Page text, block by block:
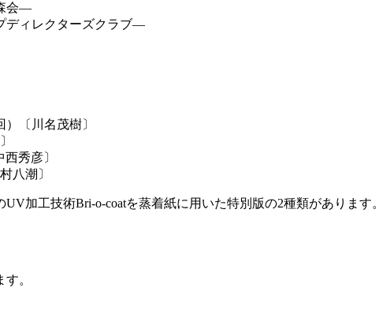
会—
ィレクターズクラブ—
〔川名茂樹〕
秀彦〕
八潮〕
加工技術Bri-o-coatを蒸着紙に用いた特別版の2種類があります。
。